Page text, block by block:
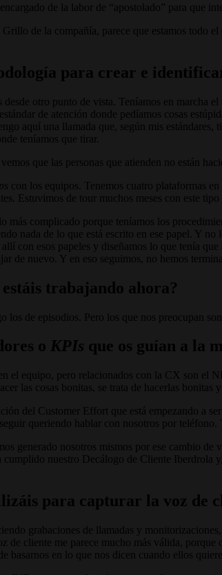
de la labor de “apostolado” para que
de la compañía, parece que estamos todo
para crear e
otro punto de vista. Teníamos en marcha
de atención donde pedíamos cosas
aquí una llamada que, según mis
teníamos que tirar.
que las personas que atienden no están
con los equipos. Tenemos cuatro plataformas
Estuvimos de tour muchos meses con este
más complicado porque teníamos los
nada de lo que está escrito en ese papel. Y
con esos papeles y diseñamos lo que tenía
de nuevo. Y en eso seguimos, no hemos
estáis trabajando ahora?
los de episodios. Pero los que nos preocupan
o KPIs que os guían a la
el equipo, pero relacionados con la CX son el
las cosas bonitas, se trata de hacerlas
del Customer Effort que está empezando a
queriendo hablar con nosotros por teléfono.
generado nosotros mismos por ese cambio
cumplido nuestro Decálogo de Cliente Iberdrola
para capturar la voz de
grabaciones de llamadas y
de cliente me parece mucho más válida,
de basarnos en lo que nos dicen cuando ellos